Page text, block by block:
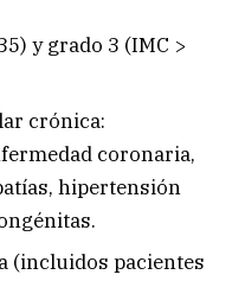
y grado 3 (IMC >
crónica:
coronaria,
hipertensión
(incluidos pacientes